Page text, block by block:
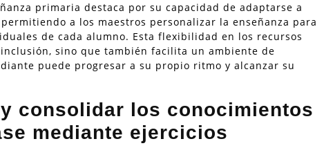
primaria destaca por su capacidad de adaptarse a
a los maestros personalizar la enseñanza para
de cada alumno. Esta flexibilidad en los recursos
sino que también facilita un ambiente de
puede progresar a su propio ritmo y alcanzar su
consolidar los conocimientos
mediante ejercicios